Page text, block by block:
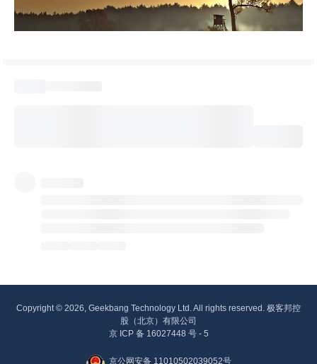
Copyright © 2026, Geekbang Technology Ltd. All rights reserved. 极客邦控
股（北京）有限公司
京 ICP 备 16027448 号 - 5
京公网安备 11010502039052号